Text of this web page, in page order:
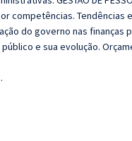
competências.
do governo nas
e sua evolução.